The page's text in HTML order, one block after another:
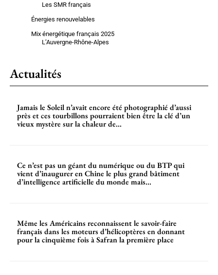
Les SMR français
Énergies renouvelables
Mix énergétique français 2025
L’Auvergne-Rhône-Alpes
Actualités
Jamais le Soleil n’avait encore été photographié d’aussi
près et ces tourbillons pourraient bien être la clé d’un
vieux mystère sur la chaleur de...
Ce n’est pas un géant du numérique ou du BTP qui
vient d’inaugurer en Chine le plus grand bâtiment
d’intelligence artificielle du monde mais...
Même les Américains reconnaissent le savoir-faire
français dans les moteurs d’hélicoptères en donnant
pour la cinquième fois à Safran la première place